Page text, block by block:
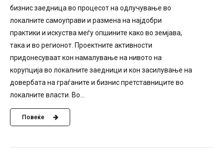
бизнис заедница во процесот на одлучување во
локалните самоуправи и размена на најдобри
практики и искуства меѓу опшините како во земјава,
така и во регионот. Проектните активности
придонесуваат кон намалување на нивото на
корупција во локалните заедници и кон засилување на
довербата на граѓаните и бизнис претставниците во
локалните власти. Во...
Повеќе